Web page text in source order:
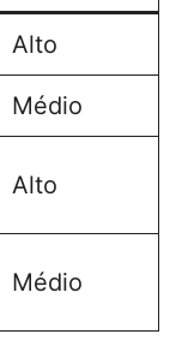
Alto
Médio
Alto
Médio